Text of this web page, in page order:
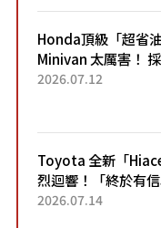
Honda頂級「超省油
Minivan 太厲害！
「真皮座椅」與專屬
「三...
2026.07.12
Toyota 全新「
烈迴響！「終於有
了！」「哪個等級交
2026.07.14